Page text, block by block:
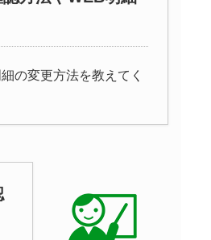
の変更方法を教えてく